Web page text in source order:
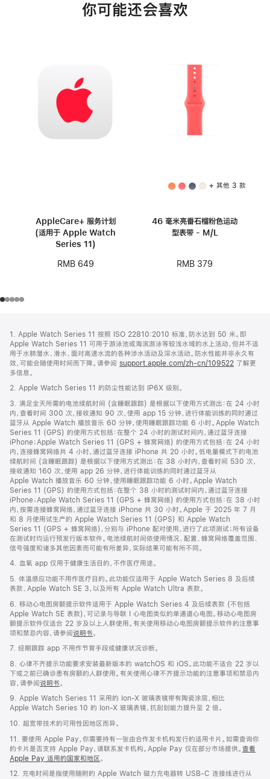
你可能还会喜欢
AppleCare+ 服务计划
(适用于 Apple Watch
Series 11)
RMB 649
+ 其他 3 款
46 毫米亮番石榴粉色运动
型表带 - M/L
RMB 379
页
页
脚
注
1. Apple Watch Series 11 按照 ISO 22810:2010 标准，防水达到 50 米。即
Apple Watch Series 11 可用于游泳池或海滨游泳等较浅水域的水上活动，但并不适
用于水肺潜水、滑水、面对高速水流的各种涉水活动及深水活动。防水性能并非永久有
效，可能会随使用时间而下降。请参阅 support.apple.com/zh-cn/109522 了解更
多信息。
2. Apple Watch Series 11 的防尘性能达到 IP6X 级别。
3. 满足全天所需的电池续航时间 (含睡眠跟踪) 是根据以下使用方式测出：在 24 小时
内，查看时间 300 次，接收通知 90 次，使用 app 15 分钟，进行体能训练的同时通过
蓝牙从 Apple Watch 播放音乐 60 分钟，使用睡眠跟踪功能 6 小时。Apple Watch
Series 11 (GPS) 的使用方式包括：在整个 24 小时的测试时间内，通过蓝牙连接
iPhone；Apple Watch Series 11 (GPS + 蜂窝网络) 的使用方式包括：在 24 小时
内，连接蜂窝网络共 4 小时，通过蓝牙连接 iPhone 共 20 小时。低电量模式下的电池
续航时间 (含睡眠跟踪) 是根据以下使用方式测出：在 38 小时内，查看时间 530 次，
接收通知 160 次，使用 app 26 分钟，进行体能训练的同时通过蓝牙从
Apple Watch 播放音乐 60 分钟，使用睡眠跟踪功能 6 小时。Apple Watch
Series 11 (GPS) 的使用方式包括：在整个 38 小时的测试时间内，通过蓝牙连接
iPhone；Apple Watch Series 11 (GPS + 蜂窝网络) 的使用方式包括：在 38 小时
内，按需连接蜂窝网络，通过蓝牙连接 iPhone 共 30 小时。Apple 于 2025 年 7 月
和 8 月使用试生产的 Apple Watch Series 11 (GPS) 和 Apple Watch
Series 11 (GPS + 蜂窝网络)，分别与 iPhone 配对使用，进行了此项测试；所有设备
在测试时均运行预发行版本软件。电池续航时间依使用情况、配置、蜂窝网络覆盖范围、
信号强度和诸多其他因素而可能有所差异，实际结果可能有所不同。
4. 血氧 app 仅用于健康生活目的，不作医疗用途。
5. 体温感应功能不用作医疗目的。此功能仅适用于 Apple Watch Series 8 及后续
表款、Apple Watch SE 3，以及所有 Apple Watch Ultra 表款。
6. 移动心电图房颤提示软件适用于 Apple Watch Series 4 及后续表款 (不包括
Apple Watch SE 表款)，可记录与导联 I 心电图类似的单通道心电图。移动心电图房
颤提示软件仅适合 22 岁及以上人群使用。有关使用移动心电图房颤提示软件的注意事
项和禁忌内容，请参阅说明书。
7. 经期跟踪 app 不用作节育手段或健康状况诊断。
8. 心律不齐提示功能要求安装最新版本的 watchOS 和 iOS。此功能不适合 22 岁以
下或之前已确诊患有房颤的人群使用。有关使用心律不齐提示功能的注意事项和禁忌内
容，请参阅说明书。
9. Apple Watch Series 11 采用的 Ion-X 玻璃表镜带有陶瓷涂层，相比
Apple Watch Series 10 的 Ion-X 玻璃表镜，抗刮划能力提升至 2 倍。
10. 超宽带技术的可用性因地区而异。
11. 要使用 Apple Pay，你需要持有一张由合作发卡机构发行的适用卡片。如需查询你
的卡片是否支持 Apple Pay，请联系发卡机构。Apple Pay 仅在部分市场提供。 查看
Apple Pay 适用的国家和地区。
12. 充电时间是指使用随附的 Apple Watch 磁力充电器转 USB-C 连接线进行从